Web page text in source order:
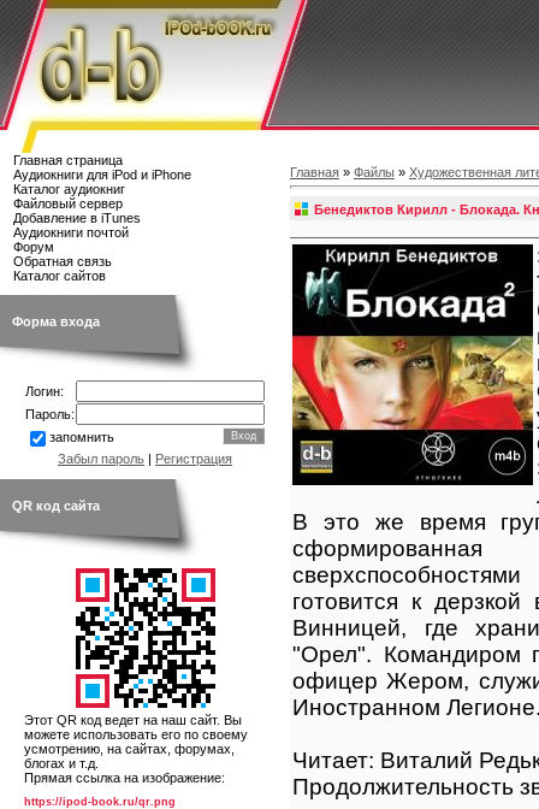
Главная страница
Аудиокниги для iPod и iPhone
Каталог аудиокниг
Файловый сервер
Добавление в iTunes
Аудиокниги почтой
Форум
Обратная связь
Каталог сайтов
Форма входа
Логин:
Пароль:
запомнить
Забыл пароль | Регистрация
QR код сайта
Этот QR код ведет на наш сайт. Вы
можете использовать его по своему
усмотрению, на сайтах, форумах,
блогах и т.д.
Прямая ссылка на изображение:
https://ipod-book.ru/qr.png
Главная » Файлы » Художественная
Бенедиктов Кирилл - Блокада.
В это же время
готовится к
Винницей, где
"Орел". Командиром
офицер Жером,
Иностранном
Читает: Виталий
Продолжительность